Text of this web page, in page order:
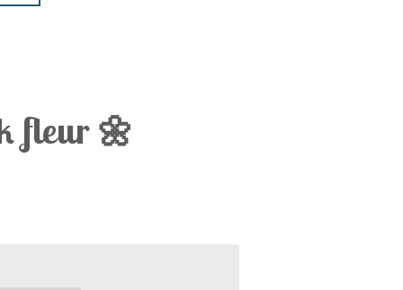
fleur 🌼